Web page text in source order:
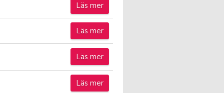
Läs mer
Läs mer
Läs mer
Läs mer